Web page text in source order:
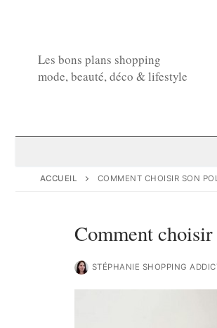
Les bons plans shopping
mode, beauté, déco & lifestyle
ACCUEIL COMMENT CHOISIR SON
Comment
STÉPHANIE SHOPPING